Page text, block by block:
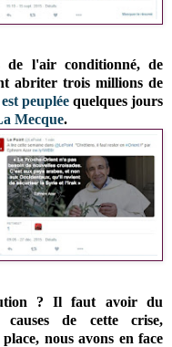
de l'air conditionné, de
abriter trois millions de
est peuplée quelques jours
Mecque.
?Il faut avoir du
causes de cette crise,
nous avons en face